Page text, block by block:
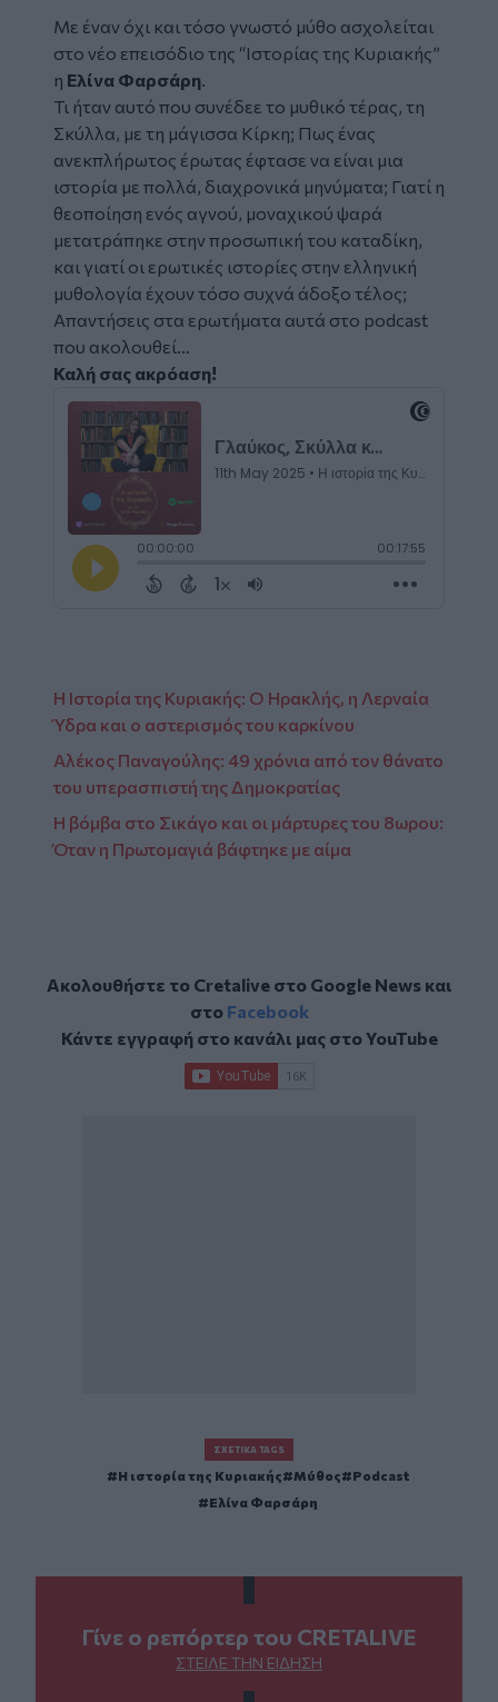
Με έναν όχι και τόσο γνωστό μύθο ασχολείται
στο νέο επεισόδιο της “Ιστορίας της Κυριακής”
η Ελίνα Φαρσάρη.
Τι ήταν αυτό που συνέδεε το μυθικό τέρας, τη
Σκύλλα, με τη μάγισσα Κίρκη; Πως ένας
ανεκπλήρωτος έρωτας έφτασε να είναι μια
ιστορία με πολλά, διαχρονικά μηνύματα; Γιατί η
θεοποίηση ενός αγνού, μοναχικού ψαρά
μετατράπηκε στην προσωπική του καταδίκη,
και γιατί οι ερωτικές ιστορίες στην ελληνική
μυθολογία έχουν τόσο συχνά άδοξο τέλος;
Απαντήσεις στα ερωτήματα αυτά στο podcast
που ακολουθεί…
Καλή σας ακρόαση!
Embed
Code
Η Ιστορία της Κυριακής: Ο Ηρακλής, η Λερναία
Ύδρα και ο αστερισμός του καρκίνου
Αλέκος Παναγούλης: 49 χρόνια από τον θάνατο
του υπερασπιστή της Δημοκρατίας
Η βόμβα στο Σικάγο και οι μάρτυρες του 8ωρου:
Όταν η Πρωτομαγιά βάφτηκε με αίμα
Ακολουθήστε το Cretalive στο Google Newsκαι
στο Facebook
Κάντε εγγραφή στο κανάλι μας στοYouTube
ΣΧΕΤΙΚΆ TAGS
Η ιστορία της Κυριακής Μύθος
Podcast
Ελίνα Φαρσάρη
Γίνε ο ρεπόρτερ του CRETALIVE
ΣΤΕΊΛΕ ΤΗΝ ΕΊΔΗΣΗ